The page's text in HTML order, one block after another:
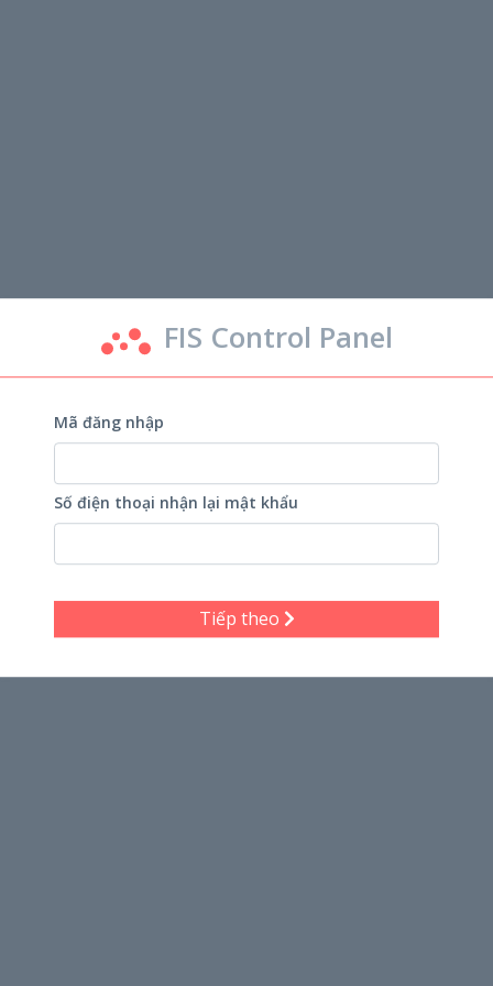
FIS Control Panel
Mã đăng nhập
Số điện thoại nhận lại mật khẩu
Tiếp theo